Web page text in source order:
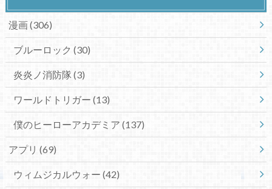
漫画(306)
ブルーロック (30)
炎炎ノ消防隊(3)
ワールドトリガー (13)
僕のヒーローアカデミア (137)
アプリ (69)
ウィムジカルウォー (42)